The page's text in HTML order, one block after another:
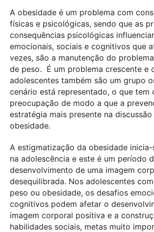
A obesidade é um problema com
físicas e psicológicas, sendo que as
consequências psicológicas
emocionais, sociais e cognitivos que
vezes, são a manutenção do
de peso. É um problema crescente e
adolescentes também são um grupo
cenário está representado, o que tem
preocupação de modo a que a
estratégia mais presente na
obesidade.
A estigmatização da obesidade
na adolescência e este é um período
desenvolvimento de uma imagem
desequilibrada. Nos adolescentes
peso ou obesidade, os desafios
cognitivos podem afetar o
imagem corporal positiva e a
habilidades sociais, metas muito